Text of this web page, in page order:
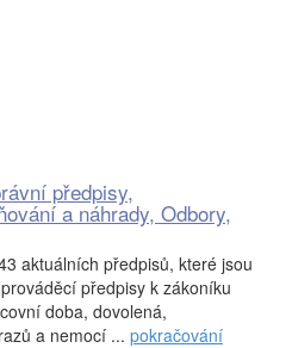
předpisy,
a náhrady, Odbory,
aktuálních předpisů, které jsou
předpisy k zákoníku
doba, dovolená,
a nemocí ... pokračování